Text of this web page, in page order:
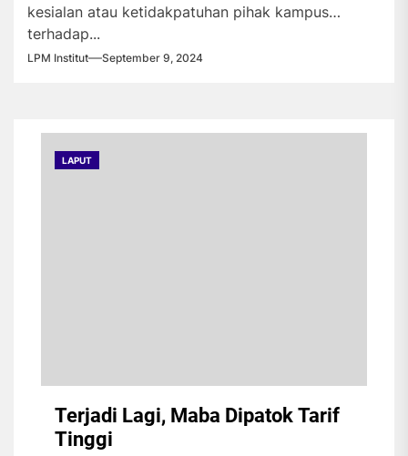
kesialan atau ketidakpatuhan pihak kampus
terhadap...
LPM Institut September 9, 2024
LAPUT
Terjadi Lagi, Maba Dipatok Tarif
Tinggi